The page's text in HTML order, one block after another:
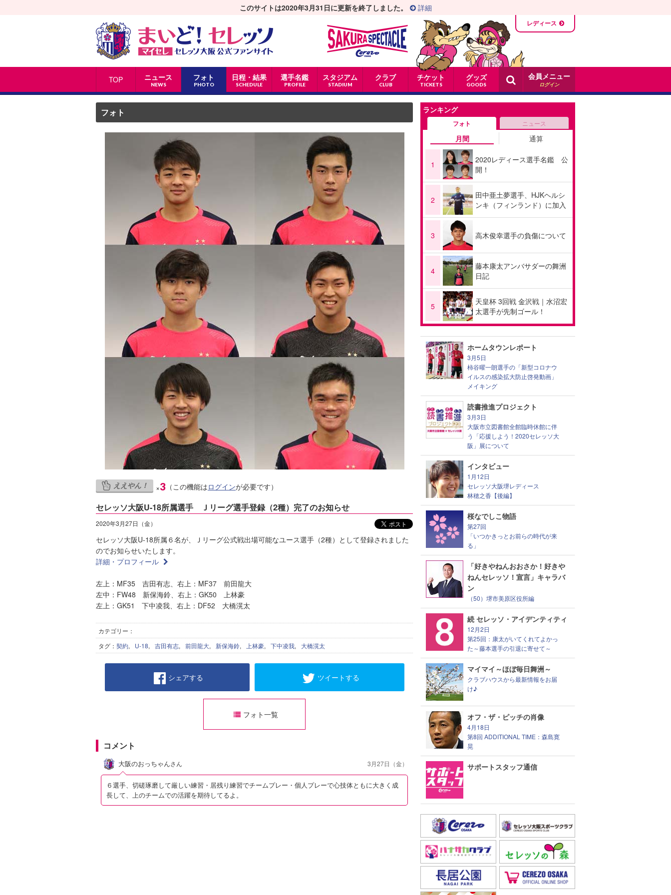
TOP ニュース
NEWS
フォト
PHOTO
日程・結果
SCHEDULE
選手名鑑
PROFILE
スタジアム
STADIUM
クラブ
CLUB
チケット
TICKETS
グッズ
GOODS
このサイトは2020年3月31日に更新を終了しました。 詳細
レディース
会員メニュー
ログイン
フォト
ええやん！ ×3 （この機能はログインが必要です）
セレッソ大阪U-18所属選手 Ｊリーグ選手登録（2種）完了のお知らせ
2020年3月27日（金）
セレッソ大阪U-18所属６名が、Ｊリーグ公式戦出場可能なユース選手（2種）として登録されました
のでお知らせいたします。
詳細・プロフィール
左上：MF35 吉田有志、右上：MF37 前田龍大
左中：FW48 新保海鈴、右上：GK50 上林豪
左上：GK51 下中凌我、右上：DF52 大橋滉太
カテゴリー：
タグ： 契約, U-18, 吉田有志, 前田龍大, 新保海鈴, 上林豪, 下中凌我, 大橋滉太
シェアする ツイートする
フォト一覧
コメント
大阪のおっちゃんさん 3月27日（金）
６選手、切磋琢磨して厳しい練習・居残り練習でチームプレー・個人プレーで心技体ともに大きく成
長して、上のチームでの活躍を期待してるよ。
ランキング
フォト ニュース
月間 通算
1
2020レディース選手名鑑 公
開！
2
田中亜土夢選手、HJKヘルシ
ンキ（フィンランド）に加入
3 高木俊幸選手の負傷について
4
藤本康太アンバサダーの舞洲
日記
5
天皇杯 3回戦 金沢戦｜水沼宏
太選手が先制ゴール！
ホームタウンレポート
3月5日
柿谷曜一朗選手の「新型コロナウ
イルスの感染拡大防止啓発動画」
メイキング
読書推進プロジェクト
3月3日
大阪市立図書館全館臨時休館に伴
う「応援しよう！2020セレッソ大
阪」展について
インタビュー
1月12日
セレッソ大阪堺レディース
林穂之香【後編】
桜なでしこ物語
第27回
「いつかきっとお前らの時代が来
る」
「好きやねんおおさか！好きや
ねんセレッソ！宣言」キャラバ
ン
（50）堺市美原区役所編
続 セレッソ・アイデンティティ
12月2日
第25回：康太がいてくれてよかっ
た～藤本選手の引退に寄せて～
マイマイ～ほぼ毎日舞洲～
クラブハウスから最新情報をお届
け♪
オフ・ザ・ピッチの肖像
4月18日
第8回 ADDITIONAL TIME：森島寛
晃
サポートスタッフ通信